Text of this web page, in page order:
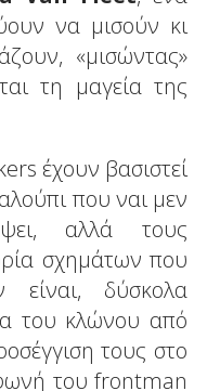
να μισούν κι
«μισώντας»
τη μαγεία της
έχουν βασιστεί
που ναι μεν
αλλά τους
σχημάτων που
δύσκολα
του κλώνου από
τους στο
του frontman